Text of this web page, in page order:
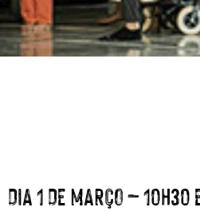
DIA 1 DE MARÇO – 10H30